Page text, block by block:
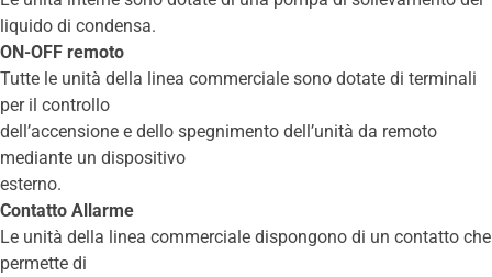
liquido di condensa.
ON-OFF remoto
Tutte le unità della linea commerciale sono dotate di terminali
per il controllo
dell’accensione e dello spegnimento dell’unità da remoto
mediante un dispositivo
esterno.
Contatto Allarme
Le unità della linea commerciale dispongono di un contatto che
permette di